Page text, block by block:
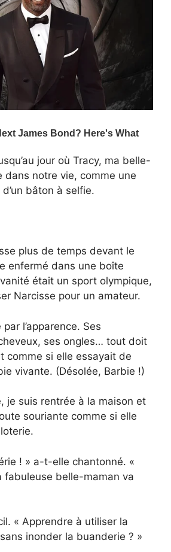
jour où Tracy, ma belle-
dans notre vie, comme une
bâton à selfie.
plus de temps devant le
enfermé dans une boîte
était un sport olympique,
Narcisse pour un amateur.
l’apparence. Ses
ses ongles… tout doit
comme si elle essayait de
vivante. (Désolée, Barbie !)
je suis rentrée à la maison et
souriante comme si elle
! » a-t-elle chantonné. «
fabuleuse belle-maman va
« Apprendre à utiliser la
inonder la buanderie ? »